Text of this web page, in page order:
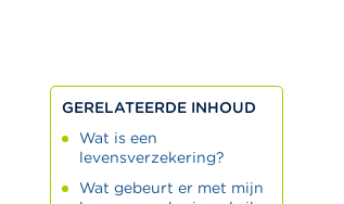
GERELATEERDE INHOUD
Wat is een
levensverzekering?
Wat gebeurt er met mijn